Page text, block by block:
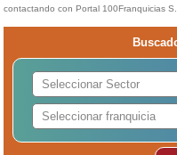
contactando con Portal 100Franquicias